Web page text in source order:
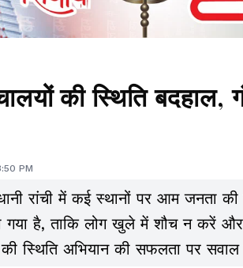
की स्थिति बदहाल,
PM
रांची में कई स्थानों पर आम जनता
गया है, ताकि लोग खुले में शौच न करें
स्थिति अभियान की सफलता पर